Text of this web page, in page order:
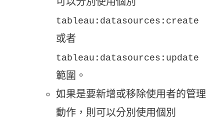
tableau:datasources:create
或者
tableau:datasources:update
範圍。
如果是要新增或移除使用者的管理
動作，則可以分別使用個別